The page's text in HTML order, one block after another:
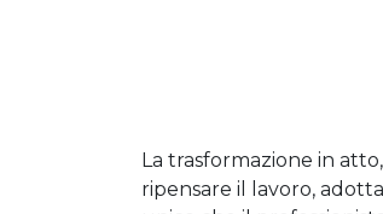
La trasformazione in
ripensare il lavoro,